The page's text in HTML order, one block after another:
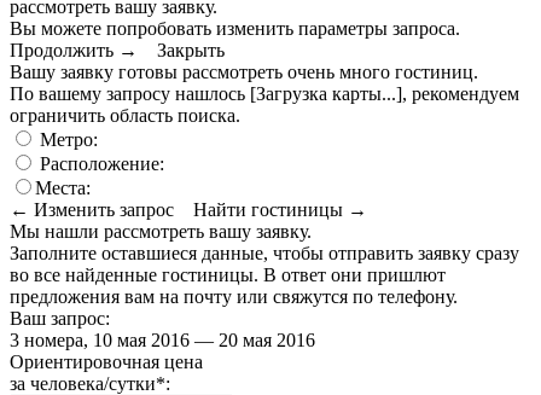
рассмотреть вашу заявку.
Вы можете попробовать изменить параметры запроса.
Продолжить →
Закрыть
Вашу заявку готовы рассмотреть очень много гостиниц.
По вашему запросу нашлось [Загрузка карты...], рекомендуем
ограничить область поиска.
Метро:
Расположение:
Места:
← Изменить запрос
Найти гостиницы →
Мы нашли рассмотреть вашу заявку.
Заполните оставшиеся данные, чтобы отправить заявку сразу
во все найденные гостиницы. В ответ они пришлют
предложения вам на почту или свяжутся по телефону.
Ваш запрос:
3 номера, 10 мая 2016 — 20 мая 2016
Ориентировочная цена
за человека/сутки*: